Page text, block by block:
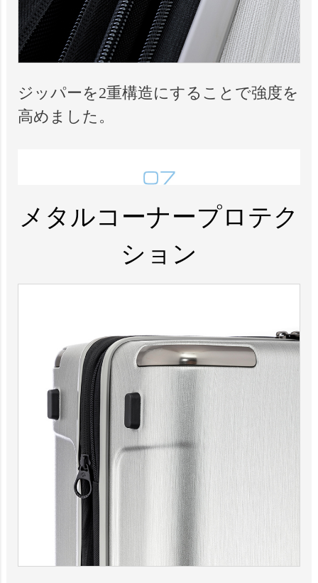
ジッパーを2重構造にすることで強度を
高めました。
メタルコーナープロテク
ション